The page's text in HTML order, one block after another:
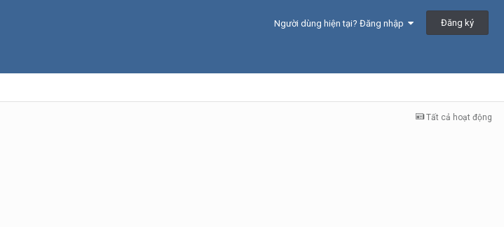
Người dùng hiện tại? Đăng nhập Đăng ký
Tất cả hoạt động